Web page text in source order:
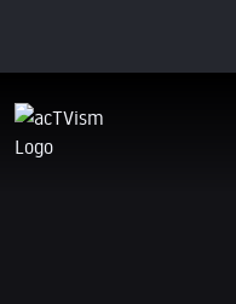
Vegane Ostern –